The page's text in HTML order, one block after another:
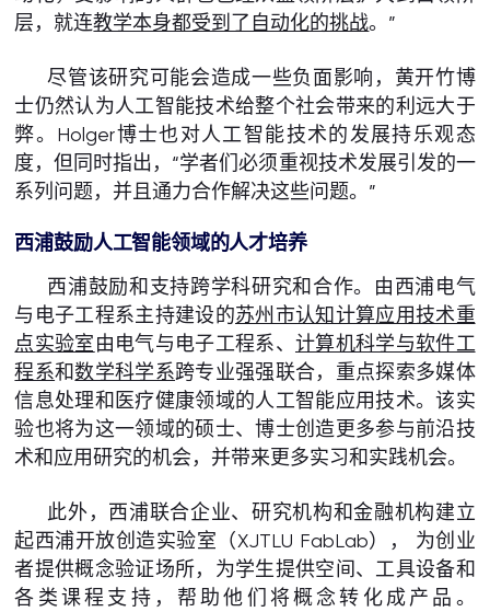
层，就连教学本身都受到了自动化的挑战。”
尽管该研究可能会造成一些负面影响，黄开竹博
士仍然认为人工智能技术给整个社会带来的利远大于
弊。Holger博士也对人工智能技术的发展持乐观态
度，但同时指出，“学者们必须重视技术发展引发的一
系列问题，并且通力合作解决这些问题。”
西浦鼓励人工智能领域的人才培养
西浦鼓励和支持跨学科研究和合作。由西浦电气
与电子工程系主持建设的苏州市认知计算应用技术重
点实验室由电气与电子工程系、 计算机科学与软件工
程系和数学科学系跨专业强强联合，重点探索多媒体
信息处理和医疗健康领域的人工智能应用技术。该实
验也将为这一领域的硕士、博士创造更多参与前沿技
术和应用研究的机会，并带来更多实习和实践机会。
此外，西浦联合企业、研究机构和金融机构建立
起西浦开放创造实验室（XJTLU FabLab）， 为创业
者提供概念验证场所，为学生提供空间、工具设备和
各类课程支持，帮助他们将概念转化成产品。